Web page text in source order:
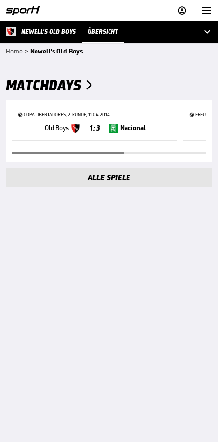


NEWELL'S OLD BOYS ÜBERSICHT 
Home > Newell's Old Boys
MATCHDAYS 
COPA LIBERTADORES, 2. RUNDE, 11.04.2014
Old Boys 1 : 3 Nacional
ALLE SPIELE